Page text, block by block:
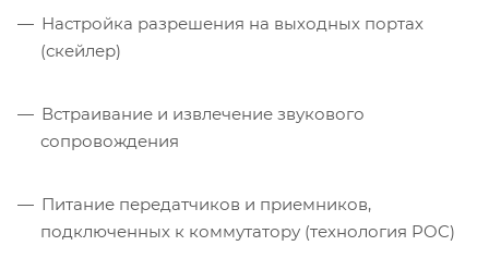
Настройка разрешения на выходных портах
(скейлер)
Встраивание и извлечение звукового
сопровождения
Питание передатчиков и приемников,
подключенных к коммутатору (технология POC)